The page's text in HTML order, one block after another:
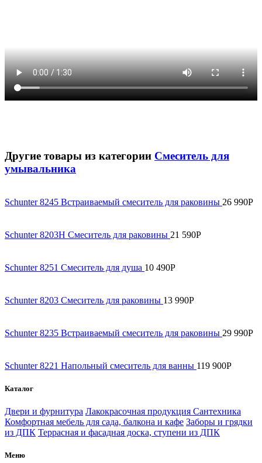
Другие товары из категории Смеситель для
умывальника
Schunter 8245 Встраиваемый смеситель для раковины 26 990Р
Schunter 8203H Смеситель для раковины 21 590Р
Schunter 8251 Смеситель для душа 10 490Р
Schunter 8203 Смеситель для раковины 13 990Р
Schunter 8235 Встраиваемый смеситель для раковины 29 990Р
Schunter 8221 Напольный смеситель для ванны 119 900Р
Каталог
Двери и фурнитура Лакокрасочная продукция Сантехника
Комфортная мебель для сада, балкона и кафе Заборы и грядки
из ДПК Террасная и фасадная доска, ступени из ДПК
Меню